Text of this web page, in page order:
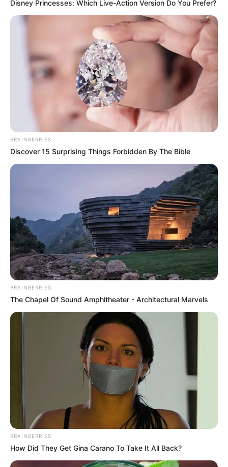
Disney Princesses: Which Live-Action Version Do You Prefer?
BRAINBERRIES
Discover 15 Surprising Things Forbidden By The Bible
BRAINBERRIES
The Chapel Of Sound Amphitheater - Architectural Marvels
BRAINBERRIES
How Did They Get Gina Carano To Take It All Back?